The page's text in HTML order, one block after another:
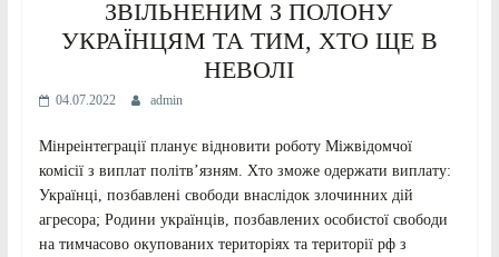
ЗВІЛЬНЕНИМ З ПОЛОНУ
УКРАЇНЦЯМ ТА ТИМ, ХТО ЩЕ В
НЕВОЛІ
04.07.2022 admin
Мінреінтеграції планує відновити роботу Міжвідомчої
комісії з виплат політв’язням. Хто зможе одержати виплату:
Українці, позбавлені свободи внаслідок злочинних дій
агресора; Родини українців, позбавлених особистої свободи
на тимчасово окупованих територіях та території рф з